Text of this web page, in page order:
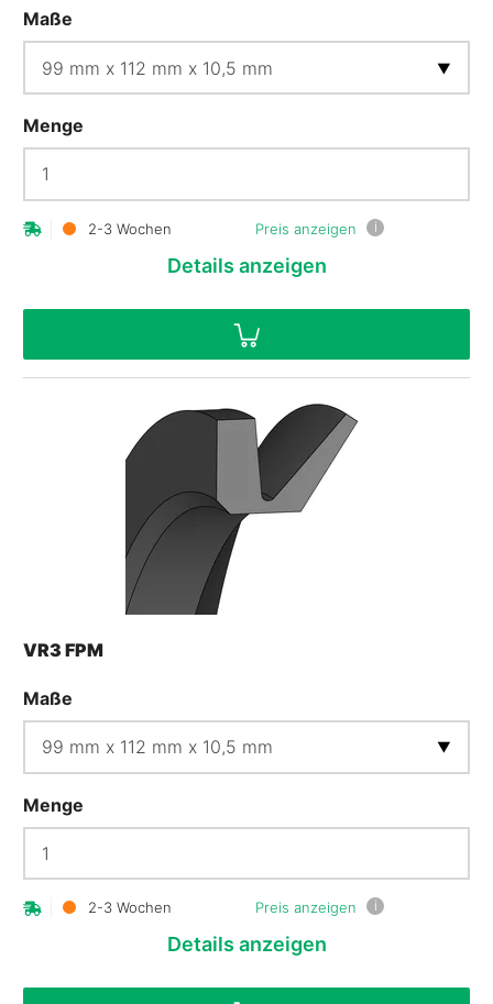
Maße
Menge
Preis anzeigen i
2-3 Wochen
Details anzeigen
VR3 FPM
Maße
Menge
Preis anzeigen i
2-3 Wochen
Details anzeigen